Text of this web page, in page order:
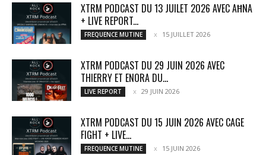
XTRM PODCAST DU 13 JUILET 2026 AVEC AĦNA
+ LIVE REPORT...
FREQUENCE MUTINE 15 JUILLET 2026
XTRM PODCAST DU 29 JUIN 2026 AVEC
THIERRY ET ENORA DU...
LIVE REPORT 29 JUIN 2026
XTRM PODCAST DU 15 JUIN 2026 AVEC CAGE
FIGHT + LIVE...
FREQUENCE MUTINE 15 JUIN 2026